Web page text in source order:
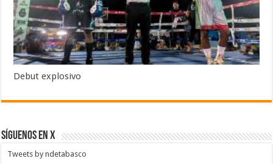
Debut explosivo
SÍGUENOS EN X
Tweets by ndetabasco